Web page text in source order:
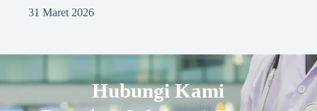
31 Maret 2026
Hubungi Kami